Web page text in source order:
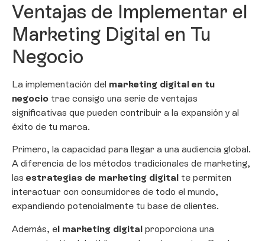
Ventajas de Implementar el
Marketing Digital en Tu
Negocio
La implementación del marketing digital en tu
negocio trae consigo una serie de ventajas
significativas que pueden contribuir a la expansión y al
éxito de tu marca.
Primero, la capacidad para llegar a una audiencia global.
A diferencia de los métodos tradicionales de marketing,
las estrategias de marketing digital te permiten
interactuar con consumidores de todo el mundo,
expandiendo potencialmente tu base de clientes.
Además, el marketing digital proporciona una